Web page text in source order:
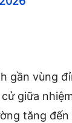
gần vùng
giữa
tăng